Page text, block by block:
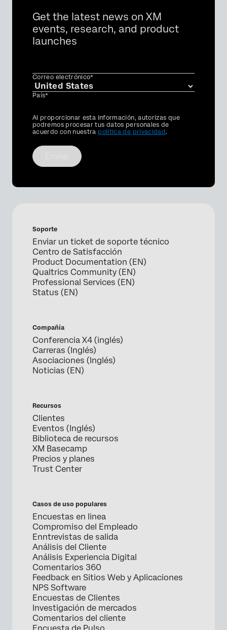
Get the latest news on XM
events, research, and product
launches
Correo electrónico*
País*
Privacy
Optin
Al proporcionar esta información, autorizas que
podremos procesar tus datos personales de
acuerdo con nuestra política de privacidad.
Soporte
Enviar un ticket de soporte técnico
Centro de Satisfacción
Product Documentation (EN)
Qualtrics Community (EN)
Professional Services (EN)
Status (EN)
Compañía
Conferencia X4 (inglés)
Carreras (Inglés)
Asociaciones (Inglés)
Noticias (EN)
Recursos
Clientes
Eventos (Inglés)
Biblioteca de recursos
XM Basecamp
Precios y planes
Trust Center
Casos de uso populares
Encuestas en linea
Compromiso del Empleado
Enntrevistas de salida
Análisis del Cliente
Análisis Experiencia Digital
Comentarios 360
Feedback en Sitios Web y Aplicaciones
NPS Software
Encuestas de Clientes
Investigación de mercados
Comentarios del cliente
Encuesta de Pulso